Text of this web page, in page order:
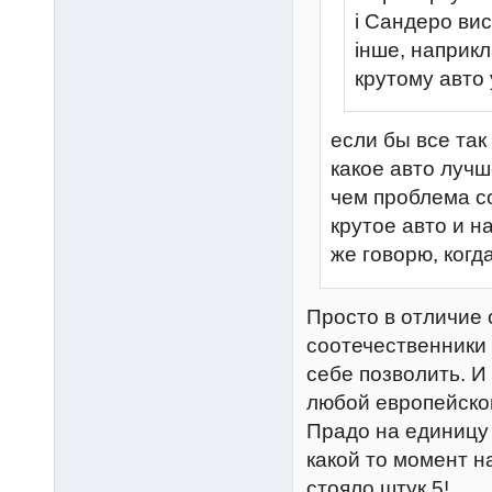
і Сандеро
інше,
крутому авто
если бы все
какое авто
чем проблема
крутое авто и
же говорю,
Просто в
себе позволить. И
любой
Прадо на
какой то момент